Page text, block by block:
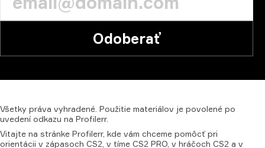
Odoberať
Všetky práva vyhradené. Použitie materiálov je povolené po
uvedení odkazu na Profilerr.
Vitajte na stránke Profilerr, kde vám chceme pomôcť pri
orientácii v zápasoch CS2, v tíme CS2 PRO, v hráčoch CS2 a v